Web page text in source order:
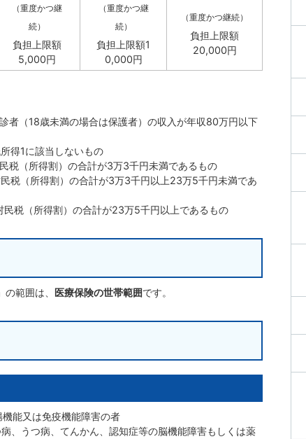
（重度かつ継
続）
負担上限額
5,000円
（重度かつ継
続）
負担上限額1
0,000円
（重度かつ継続）
負担上限額
20,000円
者（18歳未満の場合は保護者）の収入が年収80万円以下
得1に該当しないもの
税（所得割）の合計が3万3千円未満であるもの
税（所得割）の合計が3万3千円以上23万5千円未満であ
税（所得割）の合計が23万5千円以上であるもの
範囲は、 医療保険の世帯範囲です。
能又は免疫機能障害の者
うつ病、てんかん、認知症等の脳機能障害もしくは薬